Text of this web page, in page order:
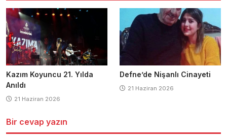
Kazım Koyuncu 21. Yılda
Anıldı
21 Haziran 2026
Defne’de Nişanlı Cinayeti
21 Haziran 2026
Bir cevap yazın